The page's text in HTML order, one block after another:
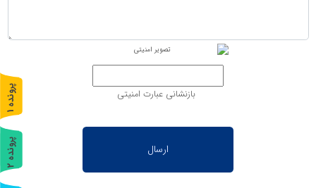
بازنشانی عبارت امنیتی پ
ر
و
ن
د
ه
1
پ
ر
و
ن
د
ه
2